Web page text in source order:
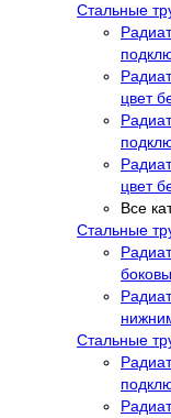
Стальные
цвет
цвет
Все
Стальные
Стальные